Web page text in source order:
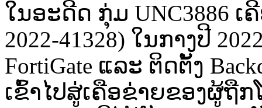
ໃນ​ອ​ະດີດ​ ກຸ່ມ​ UNC3886 ເ
2022-41328) ໃນ​ກາງປີ​
FortiGate ແລະ ​ຕິດ​ຕັ້ງ​
ເຂົ້າໄປ​ສູ່​ເຄືອ​ຂ່າຍ​ຂອງ​ຜູ້​ຖືກ​